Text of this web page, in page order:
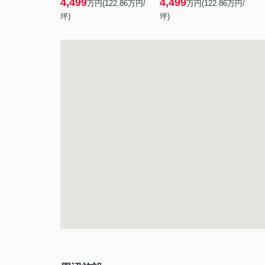
4,499万円(122.86万円/
坪)
4,499万円(122.86万円/
坪)